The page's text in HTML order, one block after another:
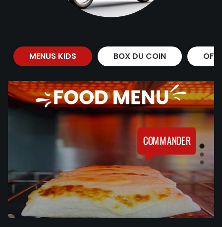
MENUS KIDS BOX DU COIN